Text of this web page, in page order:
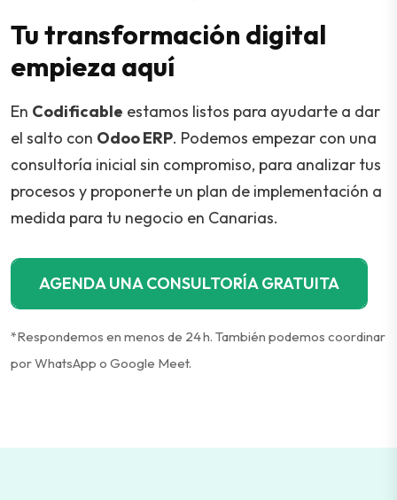
Tu transformación digital
empieza aquí
En Codificable estamos listos para ayudarte a dar
el salto con Odoo ERP. Podemos empezar con una
consultoría inicial sin compromiso, para analizar tus
procesos y proponerte un plan de implementación a
medida para tu negocio en Canarias.
AGENDA UNA CONSULTORÍA GRATUITA
*Respondemos en menos de 24 h. También podemos coordinar
por WhatsApp o Google Meet.